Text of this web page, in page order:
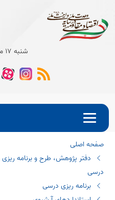
Open
شنبه 17 مرداد 1405
صفحه اصلی
دفتر پژوهش، طرح و برنامه ریزی
درسی
برنامه ریزی درسی